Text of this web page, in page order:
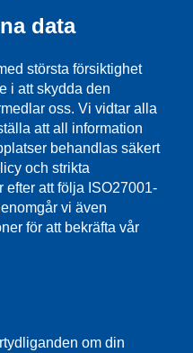
data
största försiktighet
i att skydda den
oss. Vi vidtar alla
att all information
behandlas säkert
och strikta
efter att följa ISO27001-
vi även
för att bekräfta vår
om din